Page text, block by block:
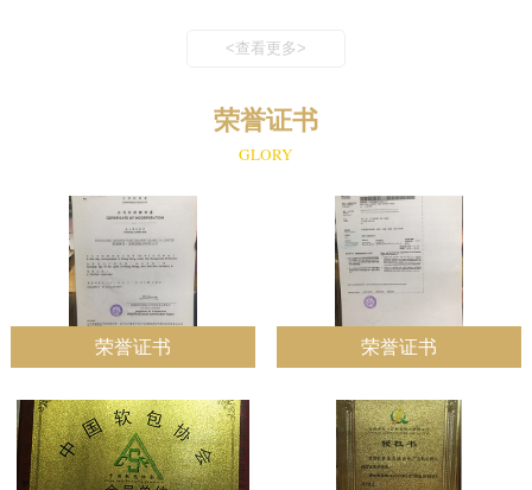
<查看更多>
荣誉证书
GLORY
荣誉证书 荣誉证书